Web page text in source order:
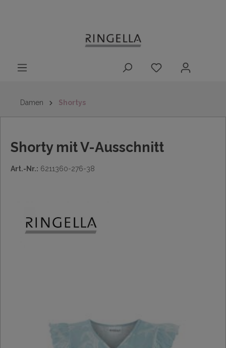
Damen Shortys
Shorty mit V-Ausschnitt
Art.-Nr.: 6211360-276-38